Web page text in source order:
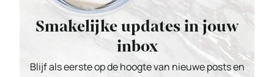
Smakelijke updates in jouw
inbox
Blijf als eerste op de hoogte van nieuwe posts en